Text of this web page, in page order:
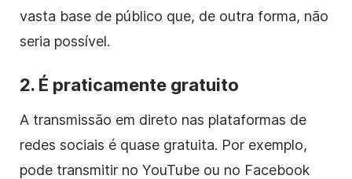
vasta base de público que, de outra forma, não
seria possível.
2. É praticamente gratuito
A transmissão em direto nas plataformas de
redes sociais é quase gratuita. Por exemplo,
pode transmitir no YouTube ou no Facebook